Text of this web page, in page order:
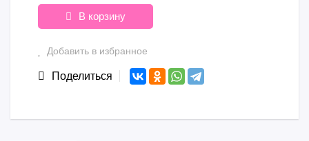
В корзину
Добавить в избранное
Поделиться